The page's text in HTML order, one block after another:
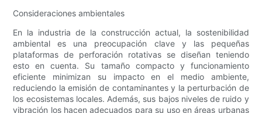
Consideraciones ambientales
En la industria de la construcción actual, la sostenibilidad
ambiental es una preocupación clave y las pequeñas
plataformas de perforación rotativas se diseñan teniendo
esto en cuenta. Su tamaño compacto y funcionamiento
eficiente minimizan su impacto en el medio ambiente,
reduciendo la emisión de contaminantes y la perturbación de
los ecosistemas locales. Además, sus bajos niveles de ruido y
vibración los hacen adecuados para su uso en áreas urbanas